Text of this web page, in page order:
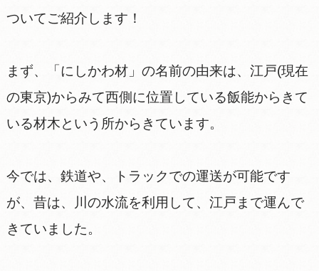
ついてご紹介します！
まず、「にしかわ材」の名前の由来は、江戸(現在
の東京)からみて西側に位置している飯能からきて
いる材木という所からきています。
今では、鉄道や、トラックでの運送が可能です
が、昔は、川の水流を利用して、江戸まで運んで
きていました。